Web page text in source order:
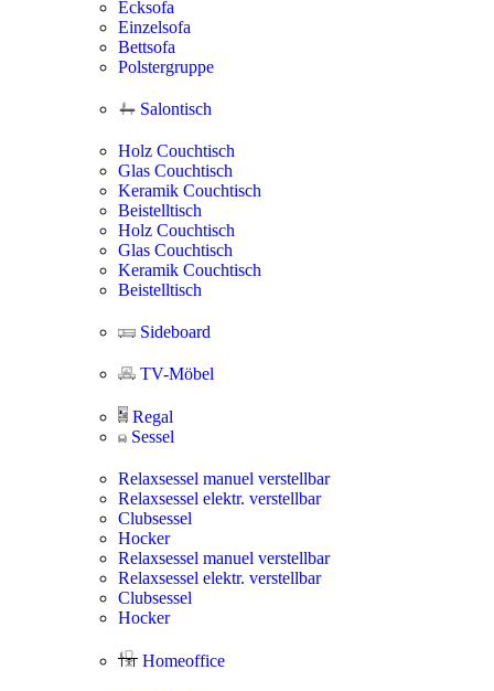
Ecksofa
Einzelsofa
Bettsofa
Polstergruppe
Salontisch
Holz Couchtisch
Glas Couchtisch
Keramik Couchtisch
Beistelltisch
Holz Couchtisch
Glas Couchtisch
Keramik Couchtisch
Beistelltisch
Sideboard
TV-Möbel
Regal
Sessel
Relaxsessel manuel verstellbar
Relaxsessel elektr. verstellbar
Clubsessel
Hocker
Relaxsessel manuel verstellbar
Relaxsessel elektr. verstellbar
Clubsessel
Hocker
Homeoffice